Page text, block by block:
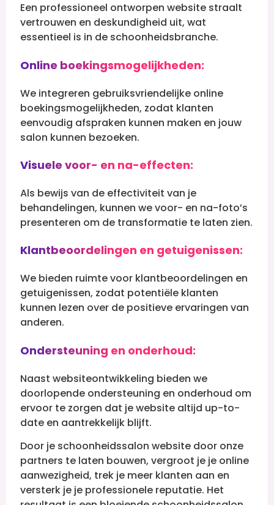
Een professioneel ontworpen website straalt
vertrouwen en deskundigheid uit, wat
essentieel is in de schoonheidsbranche.
Online boekingsmogelijkheden:
We integreren gebruiksvriendelijke online
boekingsmogelijkheden, zodat klanten
eenvoudig afspraken kunnen maken en jouw
salon kunnen bezoeken.
Visuele voor- en na-effecten:
Als bewijs van de effectiviteit van je
behandelingen, kunnen we voor- en na-foto’s
presenteren om de transformatie te laten zien.
Klantbeoordelingen en getuigenissen:
We bieden ruimte voor klantbeoordelingen en
getuigenissen, zodat potentiële klanten
kunnen lezen over de positieve ervaringen van
anderen.
Ondersteuning en onderhoud:
Naast websiteontwikkeling bieden we
doorlopende ondersteuning en onderhoud om
ervoor te zorgen dat je website altijd up-to-
date en aantrekkelijk blijft.
Door je schoonheidssalon website door onze
partners te laten bouwen, vergroot je je online
aanwezigheid, trek je meer klanten aan en
versterk je je professionele reputatie. Het